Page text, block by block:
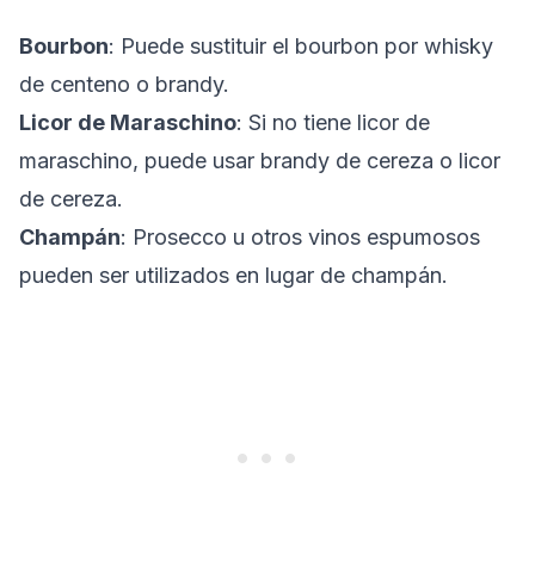
Bourbon: Puede sustituir el bourbon por whisky
de centeno o brandy.
Licor de Maraschino: Si no tiene licor de
maraschino, puede usar brandy de cereza o licor
de cereza.
Champán: Prosecco u otros vinos espumosos
pueden ser utilizados en lugar de champán.